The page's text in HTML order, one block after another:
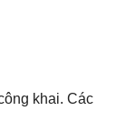
khai. Các